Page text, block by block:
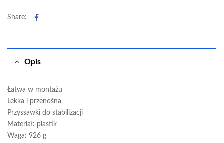
Share: Facebook
Opis
Łatwa w montażu
Lekka i przenośna
Przyssawki do stabilizacji
Materiał: plastik
Waga: 926 g